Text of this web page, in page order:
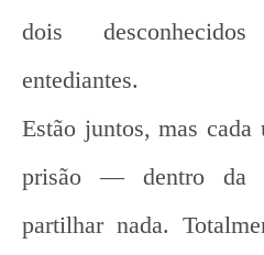
dois
entediantes.
Estão juntos, mas
prisão — dentro da
partilhar nada.